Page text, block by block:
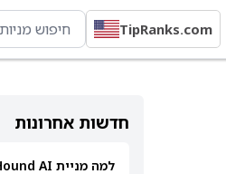
TipRanks.com
חדשות אחרונות